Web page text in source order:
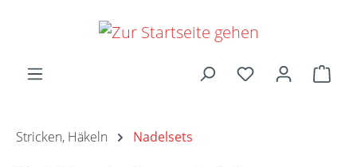
Zum Hauptinhalt springen
Stricken, Häkeln Nadelsets